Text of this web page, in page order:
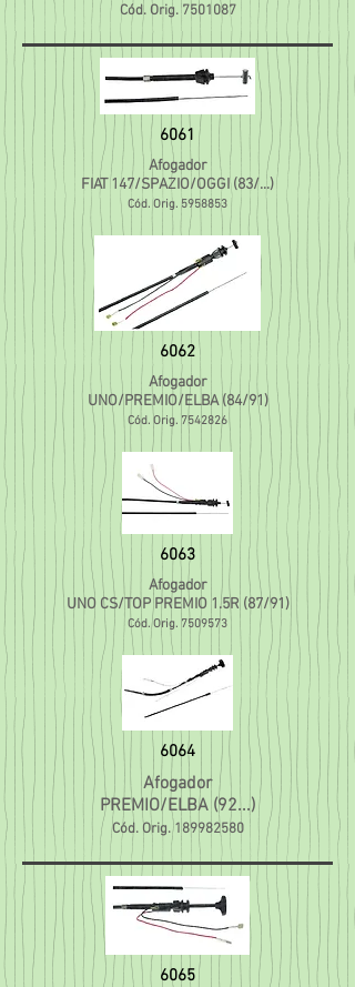
Cód. Orig. 7501087
6061
Afogador
FIAT 147/SPAZIO/OGGI (83/...)
Cód. Orig. 5958853
6062
Afogador
UNO/PREMIO/ELBA (84/91)
Cód. Orig. 7542826
6063
Afogador
UNO CS/TOP PREMIO 1.5R (87/91)
Cód. Orig. 7509573
6064
Afogador
PREMIO/ELBA (92...)
Cód. Orig.189982580
6065